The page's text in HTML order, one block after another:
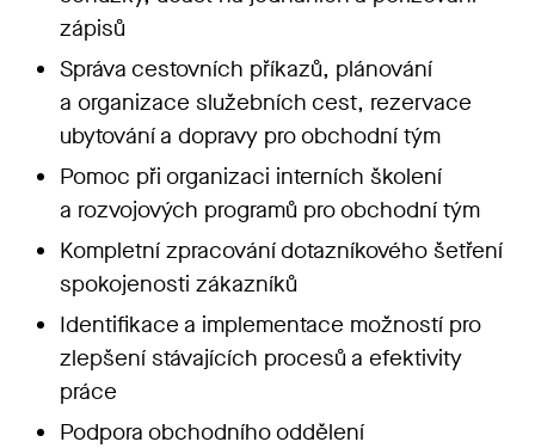
zápisů
Správa cestovních příkazů, plánování
a organizace služebních cest, rezervace
ubytování a dopravy pro obchodní tým
Pomoc při organizaci interních školení
a rozvojových programů pro obchodní tým
Kompletní zpracování dotazníkového šetření
spokojenosti zákazníků
Identifikace a implementace možností pro
zlepšení stávajících procesů a efektivity
práce
Podpora obchodního oddělení